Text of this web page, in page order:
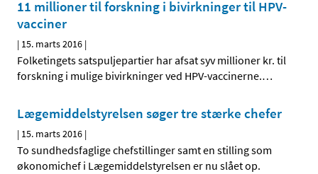
11 millioner til forskning i bivirkninger til HPV-
vacciner
| 15. marts 2016 |
Folketingets satspuljepartier har afsat syv millioner kr. til
forskning i mulige bivirkninger ved HPV-vaccinerne.…
Lægemiddelstyrelsen søger tre stærke chefer
| 15. marts 2016 |
To sundhedsfaglige chefstillinger samt en stilling som
økonomichef i Lægemiddelstyrelsen er nu slået op.